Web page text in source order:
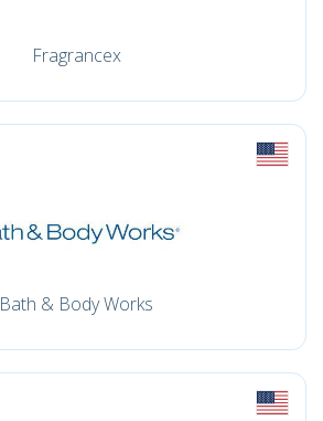
Fragrancex
Bath & Body Works